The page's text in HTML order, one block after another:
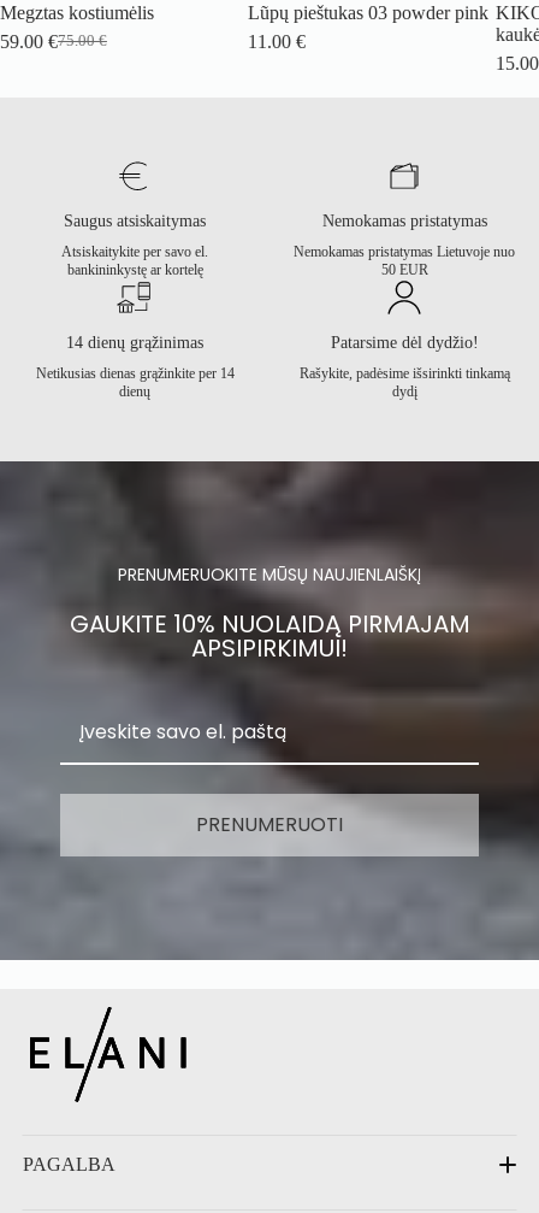
Megztas kostiumėlis
75.00€
Original
59.00 €Current
Lũpų pieštukas 03 powder pink
11.00€
Saugus atsiskaitymas
Atsiskaitykite per savo el.
bankininkystę ar kortelę
Nemokamas pristatymas
Nemokamas pristatymas Lietuvoje nuo
50 EUR
14 dienų grąžinimas
Netikusias dienas grąžinkite per 14
dienų
Patarsime dėl dydžio!
Rašykite, padėsime išsirinkti tinkamą
dydį
PRENUMERUOKITE MŪSŲ NAUJIENLAIŠKĮ
GAUKITE 10% NUOLAIDĄ PIRMAJAM
APSIPIRKIMUI!
PRENUMERUOTI
PAGALBA